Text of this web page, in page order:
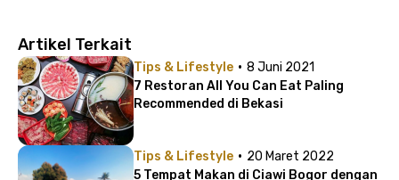
Artikel Terkait
Tips & Lifestyle · 8 Juni 2021
7 Restoran All You Can Eat Paling
Recommended di Bekasi
Tips & Lifestyle · 20 Maret 2022
5 Tempat Makan di Ciawi Bogor dengan